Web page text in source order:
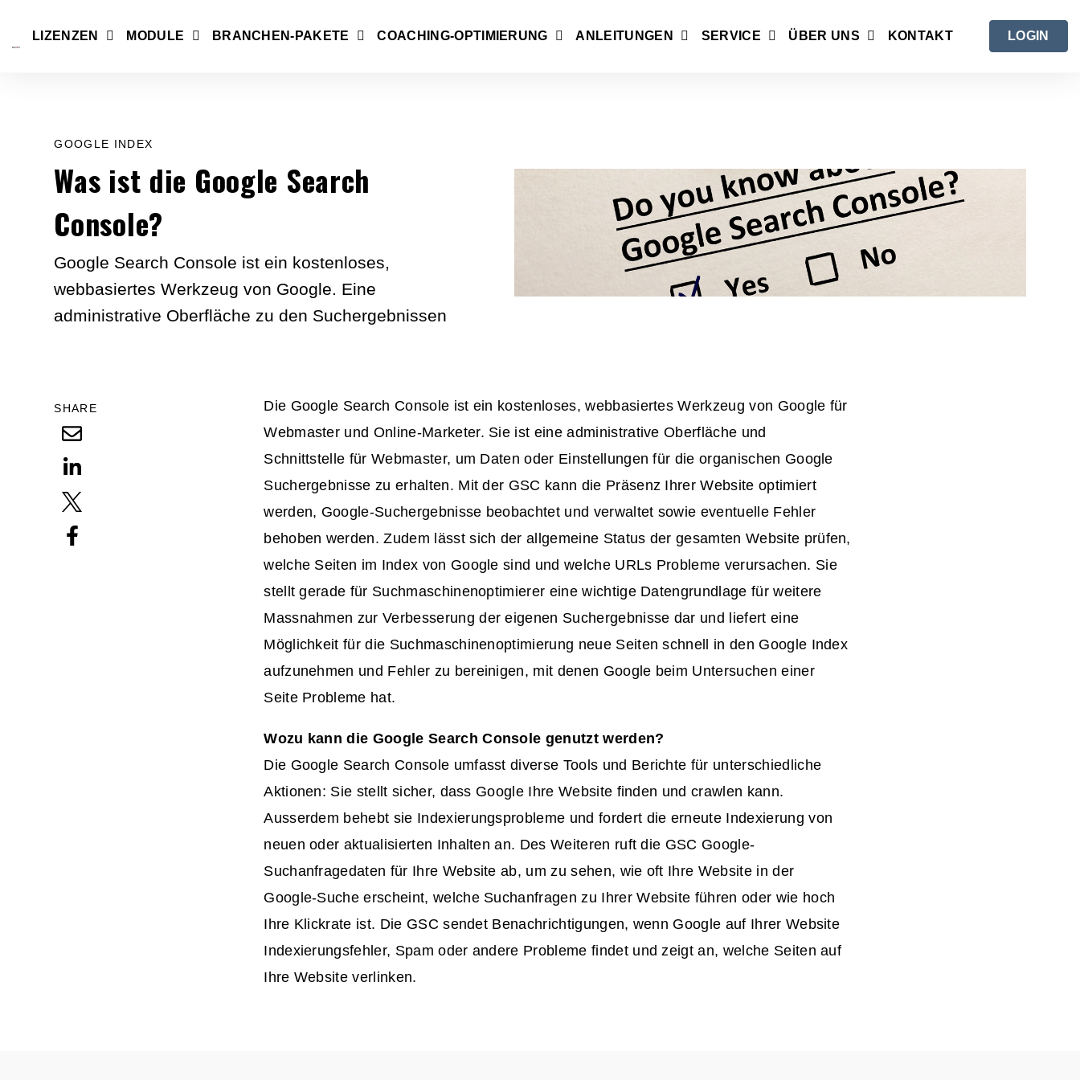
LIZENZEN MODULE BRANCHEN-PAKETE COACHING-OPTIMIERUNG ANLEITUNGEN SERVICE ÜBER UNS KONTAKT LOGIN
GOOGLE INDEX
Was ist die Google Search
Console?
Google Search Console ist ein kostenloses,
webbasiertes Werkzeug von Google. Eine
administrative Oberfläche zu den Suchergebnissen
SHARE
Die Google Search Console ist ein kostenloses, webbasiertes Werkzeug von Google für
Webmaster und Online-Marketer. Sie ist eine administrative Oberfläche und
Schnittstelle für Webmaster, um Daten oder Einstellungen für die organischen Google
Suchergebnisse zu erhalten. Mit der GSC kann die Präsenz Ihrer Website optimiert
werden, Google-Suchergebnisse beobachtet und verwaltet sowie eventuelle Fehler
behoben werden. Zudem lässt sich der allgemeine Status der gesamten Website prüfen,
welche Seiten im Index von Google sind und welche URLs Probleme verursachen. Sie
stellt gerade für Suchmaschinenoptimierer eine wichtige Datengrundlage für weitere
Massnahmen zur Verbesserung der eigenen Suchergebnisse dar und liefert eine
Möglichkeit für die Suchmaschinenoptimierung neue Seiten schnell in den Google Index
aufzunehmen und Fehler zu bereinigen, mit denen Google beim Untersuchen einer
Seite Probleme hat.
Wozu kann die Google Search Console genutzt werden?
Die Google Search Console umfasst diverse Tools und Berichte für unterschiedliche
Aktionen: Sie stellt sicher, dass Google Ihre Website finden und crawlen kann.
Ausserdem behebt sie Indexierungsprobleme und fordert die erneute Indexierung von
neuen oder aktualisierten Inhalten an. Des Weiteren ruft die GSC Google-
Suchanfragedaten für Ihre Website ab, um zu sehen, wie oft Ihre Website in der
Google-Suche erscheint, welche Suchanfragen zu Ihrer Website führen oder wie hoch
Ihre Klickrate ist. Die GSC sendet Benachrichtigungen, wenn Google auf Ihrer Website
Indexierungsfehler, Spam oder andere Probleme findet und zeigt an, welche Seiten auf
Ihre Website verlinken.